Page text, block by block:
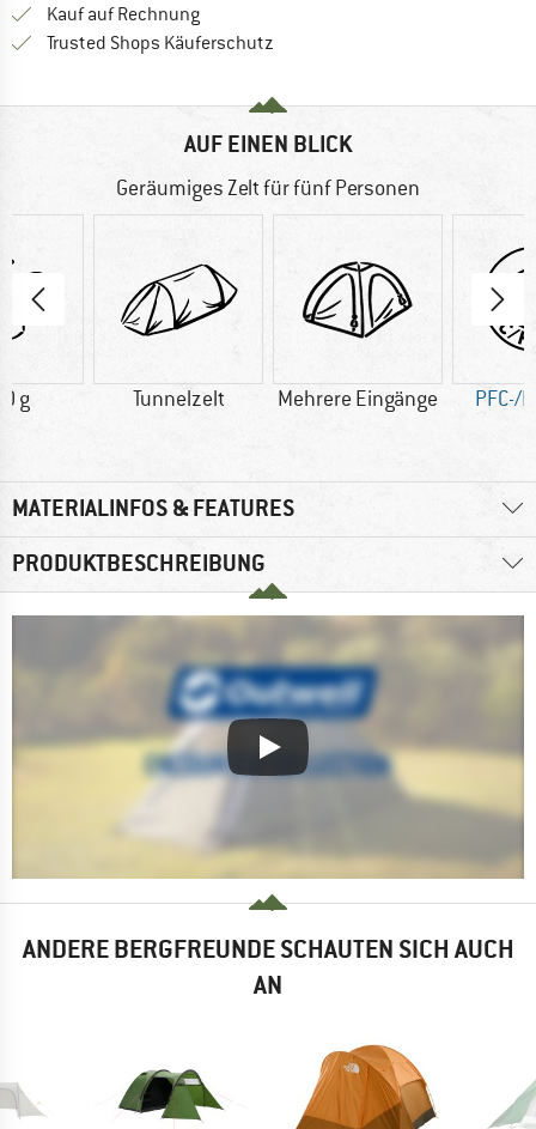
Kauf auf RechnungFinde die Zahlungs-Infos hier! Öffnet
Trusted Shops Käuferschutz
AUF EINEN BLICK
Geräumiges Zelt für fünf Personen
g Tunnelzelt Mehrere Eingänge PFC-/
MATERIALINFOS & FEATURES
PRODUKTBESCHREIBUNG
ANDERE BERGFREUNDE SCHAUTEN SICH AUCH
AN